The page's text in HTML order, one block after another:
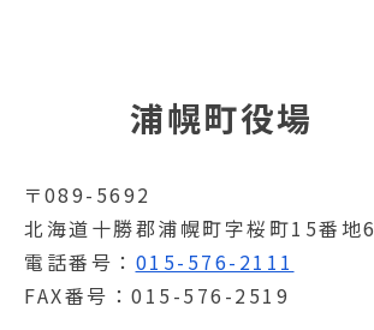
浦幌町役場
〒089-5692
北海道十勝郡浦幌町字桜町15番地6
電話番号
015-576-2111
FAX番号
015-576-2519